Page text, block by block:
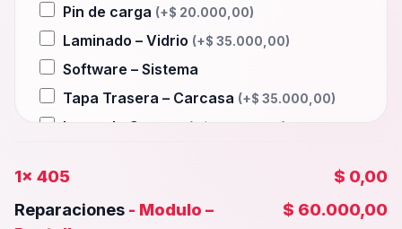
Pin de carga (+$ 20.000,00)
Laminado – Vidrio (+$ 35.000,00)
Software – Sistema
Tapa Trasera – Carcasa (+$ 35.000,00)
Lente de Camara
Wifi – Señal – Antena
Camara Trasera(+$ 30.000,00
1x 405
$ 0,00
Reparaciones - Modulo –
$ 60.000,00